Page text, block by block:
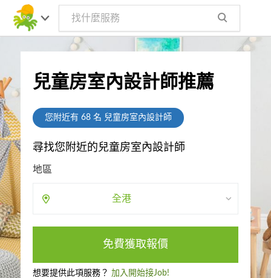
兒童房室內設計師推薦
您附近有 68名 兒童房室內設計師
尋找您附近的兒童房室內設計師
地區
全港
免費獲取報價
想要提供此項服務？ 加入開始接Job!